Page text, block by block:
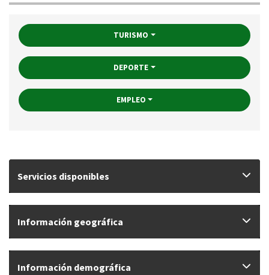
TURISMO
DEPORTE
EMPLEO
Servicios disponibles
Información geográfica
Información demográfica